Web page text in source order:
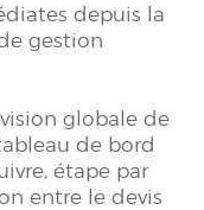
depuis la
gestion
globale de
de bord
étape par
entre le devis